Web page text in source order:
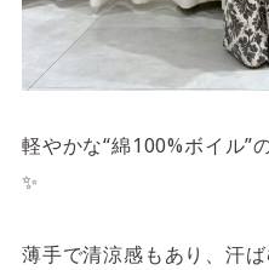
軽やかな“綿100%ボイル”
✨
薄手で清涼感もあり、汗